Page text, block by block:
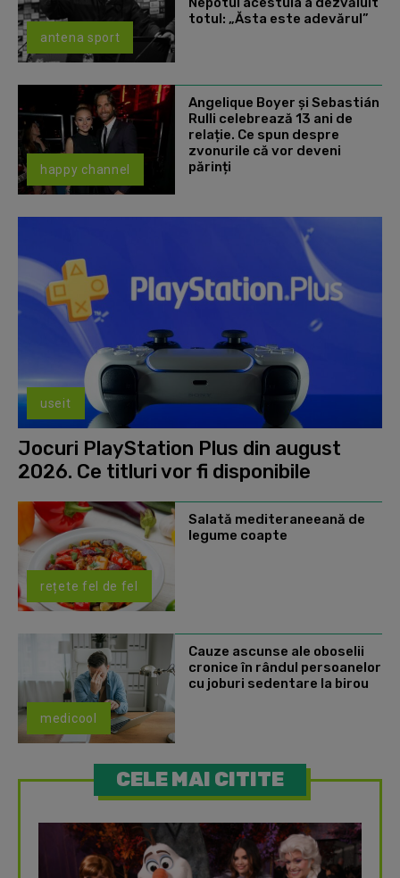
antena sport
totul: „Ăsta este adevărul”
happy channel
Angelique Boyer și Sebastián
Rulli celebrează 13 ani de
relație. Ce spun despre
zvonurile că vor deveni
părinți
useit
Jocuri PlayStation Plus din august
2026. Ce titluri vor fi disponibile
rețete fel de fel
Salată mediteraneeană de
legume coapte
medicool
Cauze ascunse ale oboselii
cronice în rândul persoanelor
cu joburi sedentare la birou
CELE MAI CITITE